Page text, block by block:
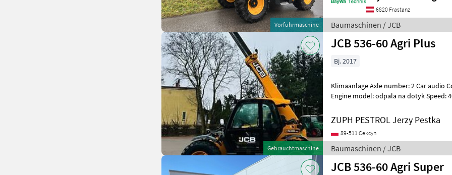
Vorführmaschine
6820 Frastanz
Baumaschinen / JCB
Gebrauchtmaschine
JCB 536-60 Agri Plus
Bj. 2017
Klimaanlage Axle number: 2 Car audio
Engine model: odpala na dotyk Speed: 40 --- Stan: Używany -
ZUPH PESTROL Jerzy Pestka
89-511 Cekcyn
Baumaschinen / JCB
JCB 536-60 Agri Super